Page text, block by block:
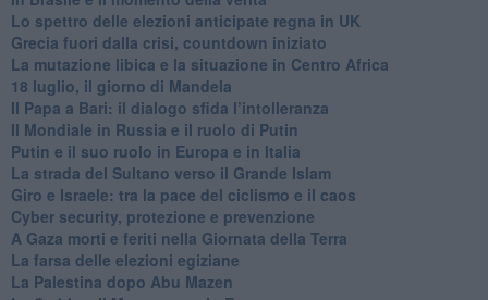
Lo spettro delle elezioni anticipate regna in UK
Grecia fuori dalla crisi, countdown iniziato
La mutazione libica e la situazione in Centro Africa
18 luglio, il giorno di Mandela
Il Papa a Bari: il dialogo sfida l’intolleranza
Il Mondiale in Russia e il ruolo di Putin
Putin e il suo ruolo in Europa e in Italia
La strada del Sultano verso il Grande Islam
Giro e Israele: tra la pace del ciclismo e il caos
Cyber security, protezione e prevenzione
A Gaza morti e feriti nella Giornata della Terra
La farsa delle elezioni egiziane
La Palestina dopo Abu Mazen